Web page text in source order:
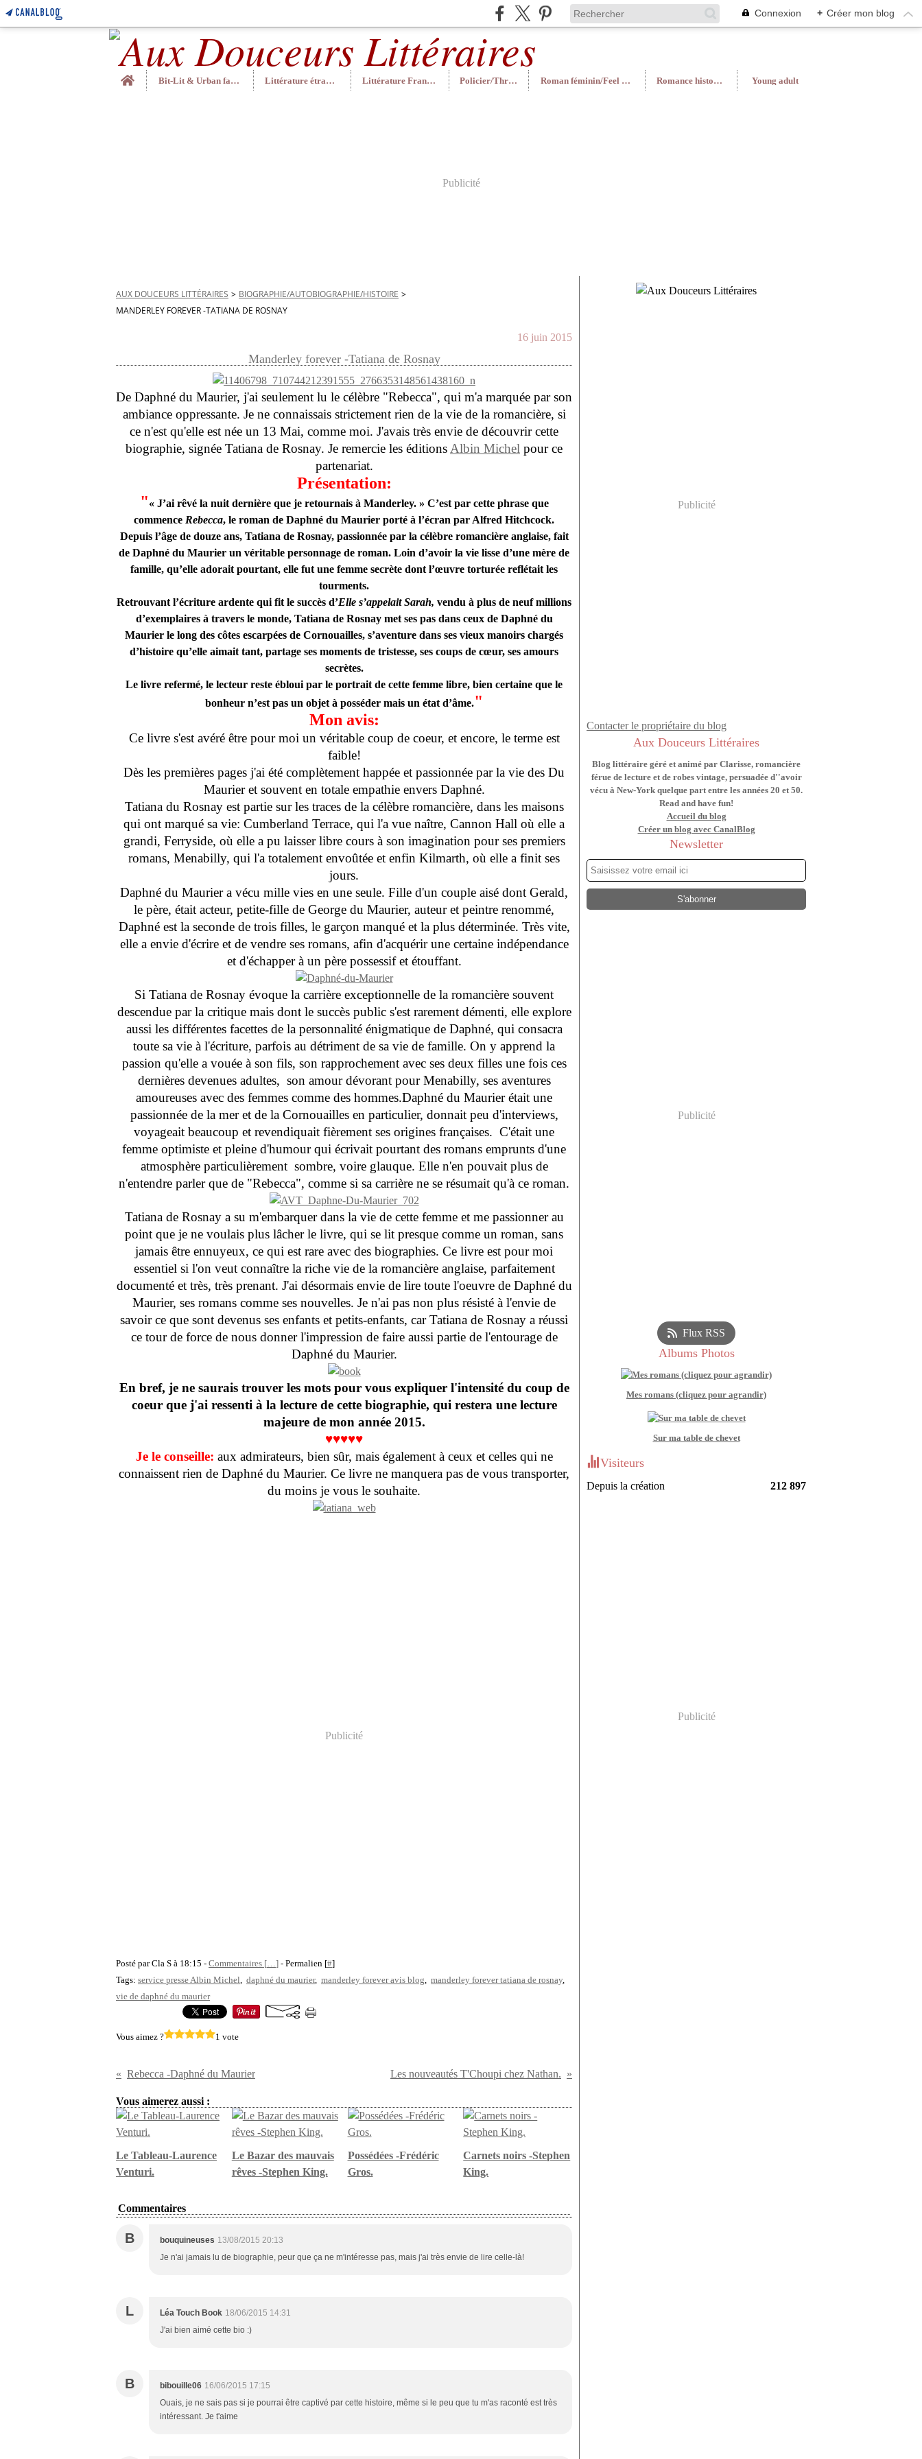
Connexion + Créer mon blog
Home
Bit-Lit & Urban fantasy Littérature étrangère Littérature Française Policier/Thriller Roman féminin/Feel Good Romance historique Young adult
Publicité
AUX DOUCEURS LITTÉRAIRES > BIOGRAPHIE/AUTOBIOGRAPHIE/HISTOIRE >
MANDERLEY FOREVER -TATIANA DE ROSNAY
16 juin 2015
Manderley forever -Tatiana de Rosnay
De Daphné du Maurier, j'ai seulement lu le célèbre "Rebecca", qui m'a marquée par son
ambiance oppressante. Je ne connaissais strictement rien de la vie de la romancière, si
ce n'est qu'elle est née un 13 Mai, comme moi. J'avais très envie de découvrir cette
biographie, signée Tatiana de Rosnay. Je remercie les éditions Albin Michel pour ce
partenariat.
Présentation:
"« J’ai rêvé la nuit dernière que je retournais à Manderley. » C’est par cette phrase que
commence Rebecca, le roman de Daphné du Maurier porté à l’écran par Alfred Hitchcock.
Depuis l’âge de douze ans, Tatiana de Rosnay, passionnée par la célèbre romancière anglaise, fait
de Daphné du Maurier un véritable personnage de roman. Loin d’avoir la vie lisse d’une mère de
famille, qu’elle adorait pourtant, elle fut une femme secrète dont l’œuvre torturée reflétait les
tourments.
Retrouvant l’écriture ardente qui fit le succès d’Elle s’appelait Sarah, vendu à plus de neuf millions
d’exemplaires à travers le monde, Tatiana de Rosnay met ses pas dans ceux de Daphné du
Maurier le long des côtes escarpées de Cornouailles, s’aventure dans ses vieux manoirs chargés
d’histoire qu’elle aimait tant, partage ses moments de tristesse, ses coups de cœur, ses amours
secrètes.
Le livre refermé, le lecteur reste ébloui par le portrait de cette femme libre, bien certaine que le
bonheur n’est pas un objet à posséder mais un état d’âme."
Mon avis:
Ce livre s'est avéré être pour moi un véritable coup de coeur, et encore, le terme est
faible!
Dès les premières pages j'ai été complètement happée et passionnée par la vie des Du
Maurier et souvent en totale empathie envers Daphné.
Tatiana du Rosnay est partie sur les traces de la célèbre romancière, dans les maisons
qui ont marqué sa vie: Cumberland Terrace, qui l'a vue naître, Cannon Hall où elle a
grandi, Ferryside, où elle a pu laisser libre cours à son imagination pour ses premiers
romans, Menabilly, qui l'a totalement envoûtée et enfin Kilmarth, où elle a finit ses
jours.
Daphné du Maurier a vécu mille vies en une seule. Fille d'un couple aisé dont Gerald,
le père, était acteur, petite-fille de George du Maurier, auteur et peintre renommé,
Daphné est la seconde de trois filles, le garçon manqué et la plus déterminée. Très vite,
elle a envie d'écrire et de vendre ses romans, afin d'acquérir une certaine indépendance
et d'échapper à un père possessif et étouffant.
Si Tatiana de Rosnay évoque la carrière exceptionnelle de la romancière souvent
descendue par la critique mais dont le succès public s'est rarement démenti, elle explore
aussi les différentes facettes de la personnalité énigmatique de Daphné, qui consacra
toute sa vie à l'écriture, parfois au détriment de sa vie de famille. On y apprend la
passion qu'elle a vouée à son fils, son rapprochement avec ses deux filles une fois ces
dernières devenues adultes, son amour dévorant pour Menabilly, ses aventures
amoureuses avec des femmes comme des hommes.Daphné du Maurier était une
passionnée de la mer et de la Cornouailles en particulier, donnait peu d'interviews,
voyageait beaucoup et revendiquait fièrement ses origines françaises. C'était une
femme optimiste et pleine d'humour qui écrivait pourtant des romans emprunts d'une
atmosphère particulièrement sombre, voire glauque. Elle n'en pouvait plus de
n'entendre parler que de "Rebecca", comme si sa carrière ne se résumait qu'à ce roman.
Tatiana de Rosnay a su m'embarquer dans la vie de cette femme et me passionner au
point que je ne voulais plus lâcher le livre, qui se lit presque comme un roman, sans
jamais être ennuyeux, ce qui est rare avec des biographies. Ce livre est pour moi
essentiel si l'on veut connaître la riche vie de la romancière anglaise, parfaitement
documenté et très, très prenant. J'ai désormais envie de lire toute l'oeuvre de Daphné du
Maurier, ses romans comme ses nouvelles. Je n'ai pas non plus résisté à l'envie de
savoir ce que sont devenus ses enfants et petits-enfants, car Tatiana de Rosnay a réussi
ce tour de force de nous donner l'impression de faire aussi partie de l'entourage de
Daphné du Maurier.
En bref, je ne saurais trouver les mots pour vous expliquer l'intensité du coup de
coeur que j'ai ressenti à la lecture de cette biographie, qui restera une lecture
majeure de mon année 2015.
♥♥♥♥♥
Je le conseille: aux admirateurs, bien sûr, mais également à ceux et celles qui ne
connaissent rien de Daphné du Maurier. Ce livre ne manquera pas de vous transporter,
du moins je vous le souhaite.
Publicité
Posté par Cla S à 18:15 - Commentaires […] - Permalien [#]
Tags: service presse Albin Michel, daphné du maurier, manderley forever avis blog, manderley forever tatiana de rosnay,
vie de daphné du maurier
Vous aimez ? 1 vote
Rebecca -Daphné du Maurier Les nouveautés T'Choupi chez Nathan.
Vous aimerez aussi :
Le Tableau-Laurence
Venturi.
Le Bazar des mauvais
rêves -Stephen King.
Possédées -Frédéric
Gros.
Carnets noirs -Stephen
King.
Commentaires
B bouquineuses 13/08/2015 20:13
Je n'ai jamais lu de biographie, peur que ça ne m'intéresse pas, mais j'ai très envie de lire celle-là!
L Léa Touch Book 18/06/2015 14:31
J'ai bien aimé cette bio :)
B bibouille06 16/06/2015 17:15
Ouais, je ne sais pas si je pourrai être captivé par cette histoire, même si le peu que tu m'as raconté est très
intéressant. Je t'aime
Publicité
Contacter le propriétaire du blog
Aux Douceurs Littéraires
Blog littéraire géré et animé par Clarisse, romancière
férue de lecture et de robes vintage, persuadée d''avoir
vécu à New-York quelque part entre les années 20 et 50.
Read and have fun!
Accueil du blog
Créer un blog avec CanalBlog
Newsletter
Publicité
Flux RSS
Albums Photos
Mes romans (cliquez pour agrandir)
Sur ma table de chevet
Visiteurs
Depuis la création 212 897
Publicité